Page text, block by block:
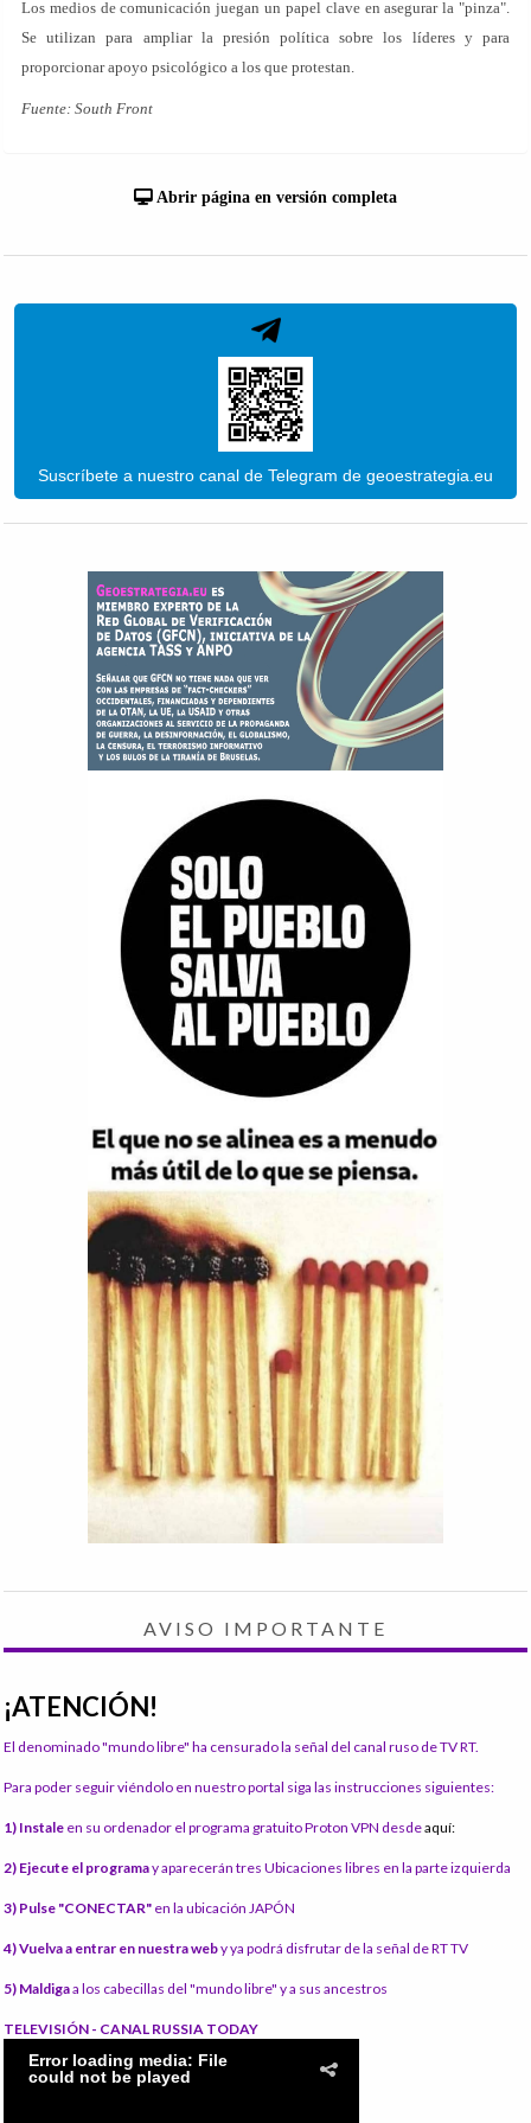
Los medios de comunicación juegan un papel clave en asegurar la "pinza".
Se utilizan para ampliar la presión política sobre los líderes y para
proporcionar apoyo psicológico a los que protestan.
Fuente: South Front
Abrir página en versión completa
Suscríbete a nuestro canal de Telegram de geoestrategia.eu
AVISO IMPORTANTE
¡ATENCIÓN!
El denominado "mundo libre" ha censurado la señal del canal ruso de TV RT.
Para poder seguir viéndolo en nuestro portal siga las instrucciones siguientes:
1) Instale en su ordenador el programa gratuito Proton VPN desdeaquí:
2) Ejecute el programay aparecerán tres Ubicaciones libres en la parte izquierda
3) Pulse "CONECTAR" en la ubicación JAPÓN
4) Vuelva a entrar en nuestra weby ya podrá disfrutar de la señal de RT TV
5) Maldigaa los cabecillas del "mundo libre" y a sus ancestros
TELEVISIÓN - CANAL RUSSIA TODAY